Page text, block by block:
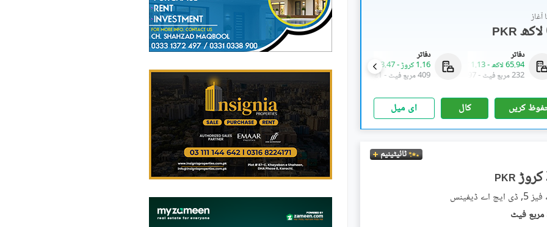
PKR
دفاتر
232 مربع فیٹ
-397 مربع فیٹ
دکانات
80 مربع فیٹ
-195 مربع فیٹ
دفاتر
1.16 کروڑ
-3.47 کروڑ
409 مربع فیٹ
- 1,221 مربع فیٹ
دفاتر
65.94 لاکھ
-1.13 کروڑ
232 مربع فیٹ
-397 مربع فیٹ
کریں کال ای میل
ٹائیٹینیم
PKR
ڈیفینس